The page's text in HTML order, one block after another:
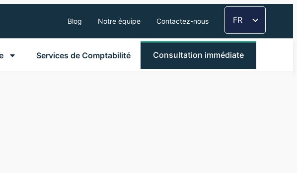
Blog Notre équipe Contactez-nous
FR
EN
TH
Services de Comptabilité Consultation immédiate